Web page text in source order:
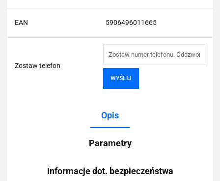
EAN 5906496011665
Zostaw telefon
WYŚLIJ
Opis
Parametry
Informacje dot. bezpieczeństwa